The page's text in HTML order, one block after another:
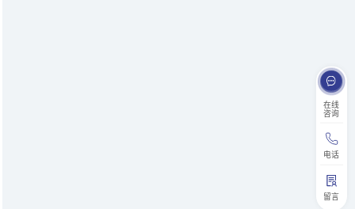
在线
咨询
电话
留言